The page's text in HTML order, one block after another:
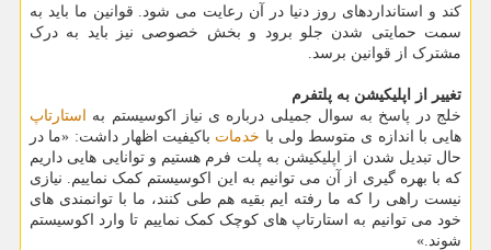
کند و استانداردهای روز دنیا در آن رعایت می شود. قوانین ما باید به
سمت حمایتی شدن جلو برود و بخش خصوصی نیز باید به درک
مشترک از قوانین برسد.
تغییر از اپلیکیشن به پلتفرم
خلج در پاسخ به سوال جمیلی درباره ی نیاز اکوسیستم به استارتاپ
هایی با اندازه ی متوسط ولی با خدمات باکیفیت اظهار داشت: «ما در
حال تبدیل شدن از اپلیکیشن به پلت فرم هستیم و توانایی هایی داریم
که با بهره گیری از آن می توانیم به این اکوسیستم کمک نماییم. نیازی
نیست راهی را که ما رفته ایم بقیه هم طی کنند، ما با توانمندی های
خود می توانیم به استارتاپ های کوچک کمک نماییم تا وارد اکوسیستم
شوند.»